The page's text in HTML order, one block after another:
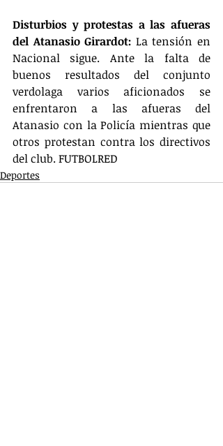
Disturbios y protestas a las afueras
del Atanasio Girardot: La tensión en
Nacional sigue. Ante la falta de
buenos resultados del conjunto
verdolaga varios aficionados se
enfrentaron a las afueras del
Atanasio con la Policía mientras que
otros protestan contra los directivos
del club. FUTBOLRED
Deportes